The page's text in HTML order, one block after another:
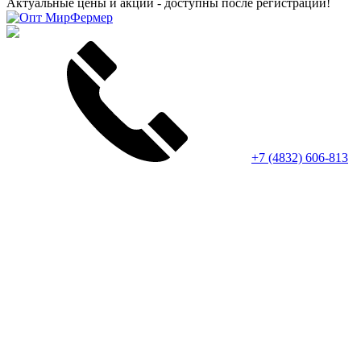
Актуальные цены и акции - доступны после регистрации!
+7 (4832) 606-813